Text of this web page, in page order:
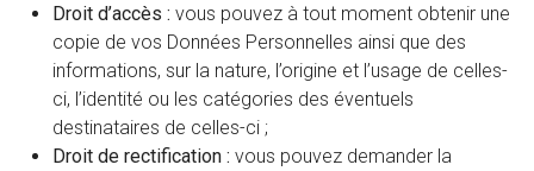
Droit d’accès : vous pouvez à tout moment obtenir une
copie de vos Données Personnelles ainsi que des
informations, sur la nature, l’origine et l’usage de celles-
ci, l’identité ou les catégories des éventuels
destinataires de celles-ci ;
Droit de rectification : vous pouvez demander la